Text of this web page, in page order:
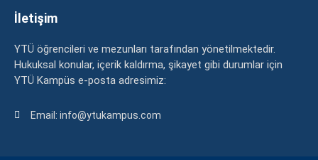
İletişim
YTÜ öğrencileri ve mezunları tarafından yönetilmektedir.
Hukuksal konular, içerik kaldırma, şikayet gibi durumlar için
YTÜ Kampüs e-posta adresimiz:
Email: info@ytukampus.com